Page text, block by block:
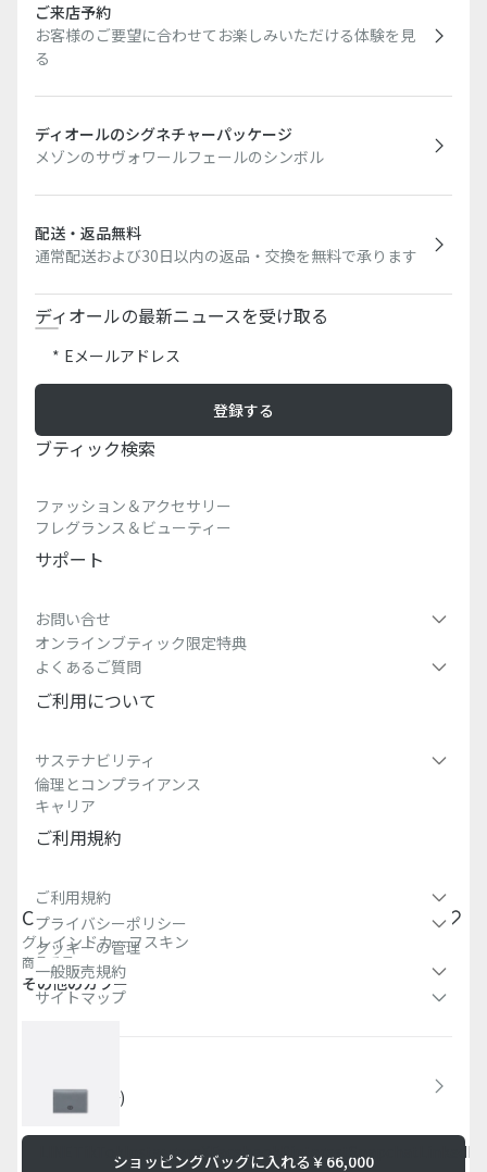
CD Icon ビジネスカードホルダー (名刺入れ)
グレインドカーフスキン
商品番号: 2ESCH178CDI_H00N
その他のカラー
ショッピングバッグに入れる ￥66,000
ご来店予約
お客様のご要望に合わせてお楽しみいただける体験を見
る
ディオールのシグネチャーパッケージ
メゾンのサヴォワールフェールのシンボル
配送・返品無料
通常配送および30日以内の返品・交換を無料で承ります
ディオールの最新ニュースを受け取る
Eメールアドレス
登録する
ブティック検索​
ファッション＆アクセサリー
フレグランス＆ビューティー
サポート
お問い合せ
オンラインブティック限定特典
よくあるご質問
ご利用について
サステナビリティ
倫理とコンプライアンス
キャリア
ご利用規約
ご利用規約
プライバシーポリシー
クッキーの管理
一般販売規約
サイトマップ
日本 (日本語)
TikTok InstagramXFacebook Pinterest Snapchat LinkedIn